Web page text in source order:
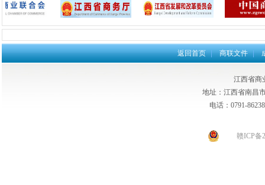
返回首页 商联文件
江西省商
地址：江西省南昌
电话：0791-
赣ICP备